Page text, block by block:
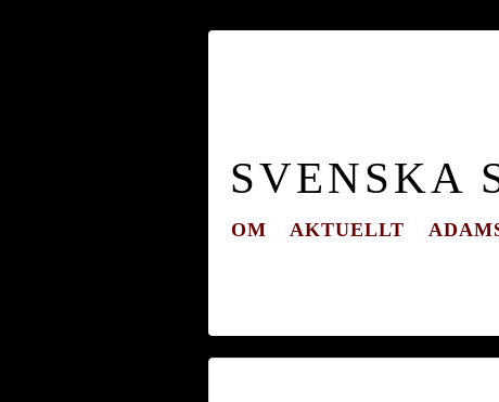
SVENSKA
OM AKTUELLT